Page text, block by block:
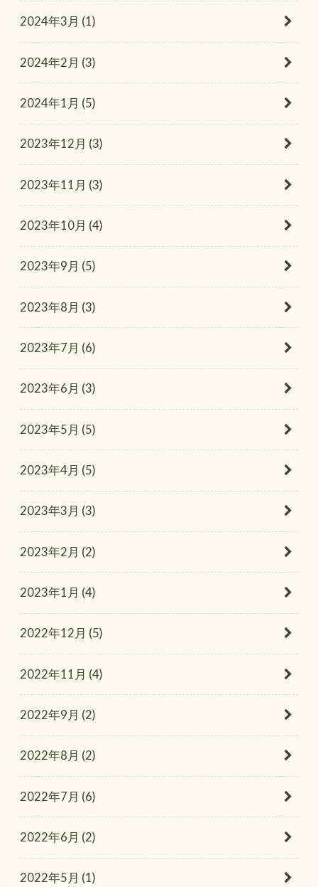
2024年3月 (1)
2024年2月 (3)
2024年1月 (5)
2023年12月 (3)
2023年11月 (3)
2023年10月 (4)
2023年9月 (5)
2023年8月 (3)
2023年7月 (6)
2023年6月 (3)
2023年5月 (5)
2023年4月 (5)
2023年3月 (3)
2023年2月 (2)
2023年1月 (4)
2022年12月 (5)
2022年11月 (4)
2022年9月 (2)
2022年8月 (2)
2022年7月 (6)
2022年6月 (2)
2022年5月 (1)